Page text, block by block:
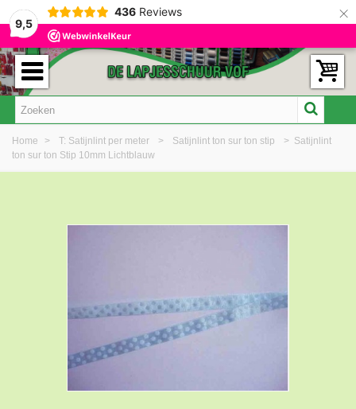
9,5
436 Reviews ×
Home > T: Satijnlint per meter > Satijnlint ton sur ton stip > Satijnlint
ton sur ton Stip 10mm Lichtblauw